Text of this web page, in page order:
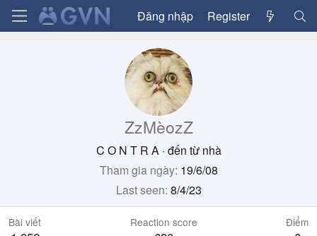
Đăng nhập Register
ZzMèozZ
C O N T R A · đến từ nhà
Tham gia ngày 19/6/08
Last seen 8/4/23
Bài viết Reaction score Điểm